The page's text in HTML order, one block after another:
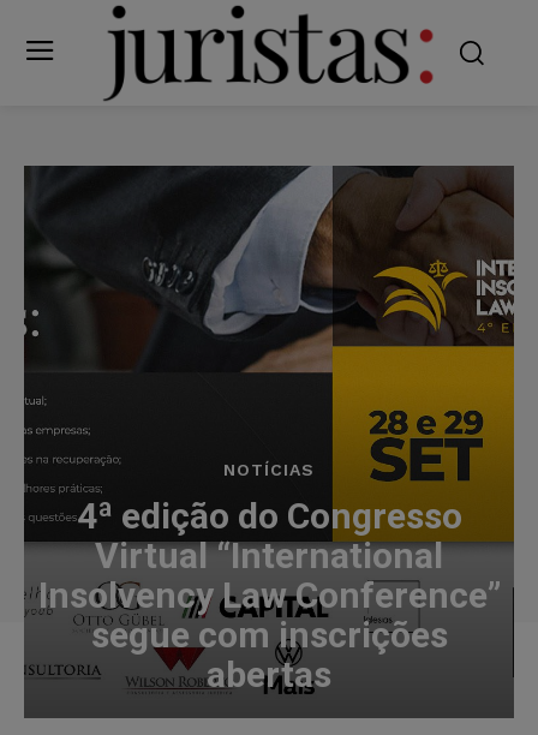
NOTÍCIAS
4ª edição do Congresso
Virtual “International
Insolvency Law Conference”
segue com inscrições
abertas